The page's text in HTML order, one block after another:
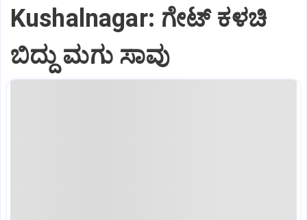
Kushalnagar: ಗೇಟ್ ಕಳಚಿ
ಬಿದ್ದು ಮಗು ಸಾವು